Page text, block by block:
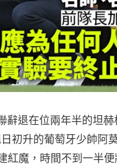
辭退在位兩年半的坦
初升的葡萄牙少帥阿
紅魔，時間不到一半